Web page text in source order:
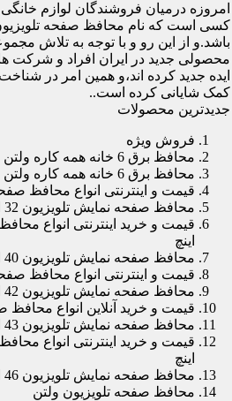
امروزه درمیان فروشندگان لوازم
کسی است که نام محافظ صفحه تلویزیون
باشد.و از این رو و با توجه به تلاش
محصولی جدید در ایران افراد و شرکت
ایده جدید کرده اند،و همین امر در
کمک شایانی کرده است..
جدیدترین محصولات
فروش ویژه
محافظ برق 6 خانه همه کاره ولتن
محافظ برق 6 خانه همه کاره ولتن
قیمت و اینترنتی انواع محافظ صفحه
محافظ صفحه نمایش تلویزیون 32 اینچ
اینچ
محافظ صفحه نمایش تلویزیون 40 اینچ
قیمت و اینترنتی انواع محافظ صفحه
محافظ صفحه نمایش تلویزیون 42 اینچ
قیمت و خرید آنلاین انواع محافظ
محافظ صفحه نمایش تلویزیون 43 اینچ
اینچ
محافظ صفحه نمایش تلویزیون 46 اینچ
محافظ صفحه تلویزیون ولتن